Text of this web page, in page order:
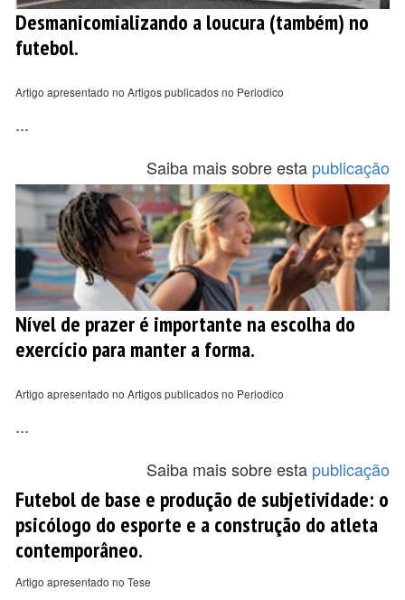
Desmanicomializando a loucura (também) no
futebol.
Artigo apresentado no Artigos publicados no Periodico
...
Saiba mais sobre esta publicação
Nível de prazer é importante na escolha do
exercício para manter a forma.
Artigo apresentado no Artigos publicados no Periodico
...
Saiba mais sobre esta publicação
Futebol de base e produção de subjetividade: o
psicólogo do esporte e a construção do atleta
contemporâneo.
Artigo apresentado no Tese